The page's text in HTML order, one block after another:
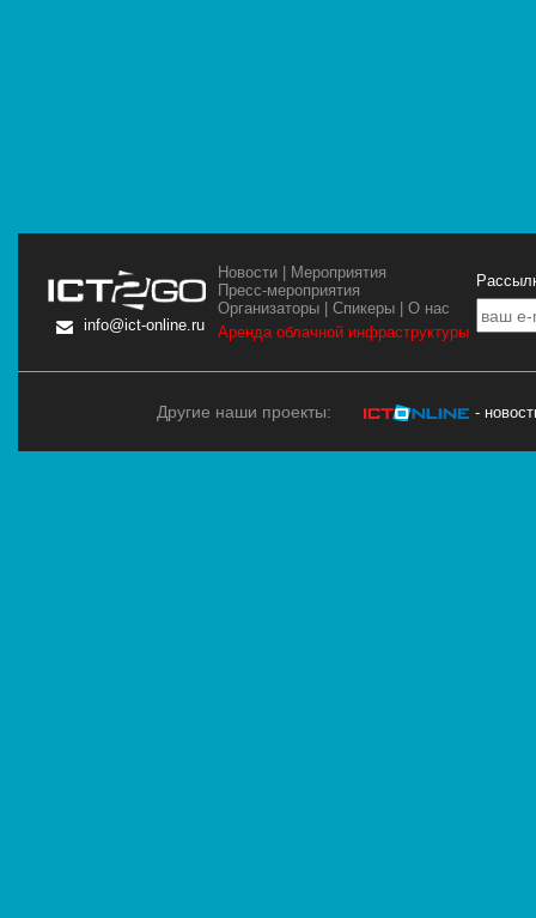
info@ict-online.ru
Новости
Мероприятия
Пресс-мероприятия
Организаторы |Спикеры |О нас
Аренда облачной инфраструктуры
Другие наши проекты: -